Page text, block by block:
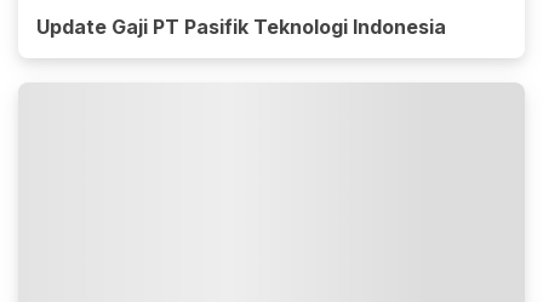
Update Gaji PT Pasifik Teknologi Indonesia